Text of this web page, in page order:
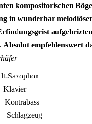
kompositorischen
in wunderbar
aufgeheizten
empfehlenswert
Saxophon
Klavier
Kontrabass
Schlagzeug